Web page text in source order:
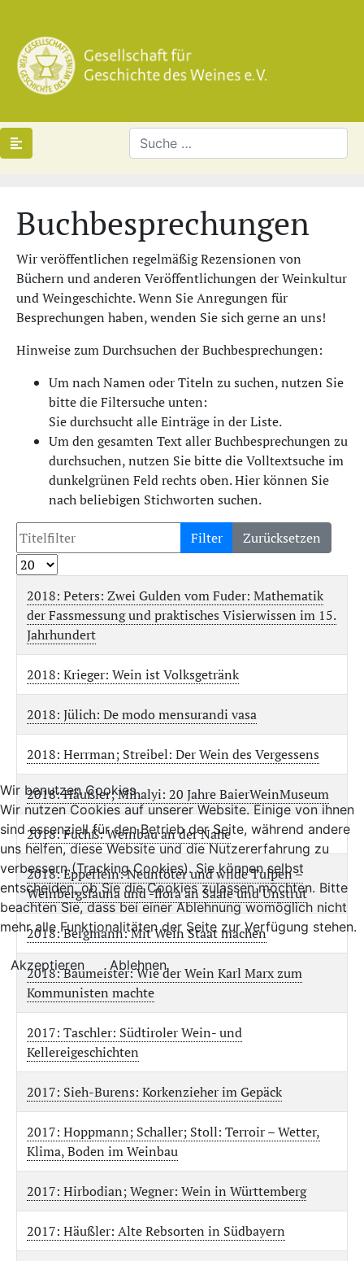
Buchbesprechungen
Wir veröffentlichen regelmäßig Rezensionen von
Büchern und anderen Veröffentlichungen der Weinkultur
und Weingeschichte. Wenn Sie Anregungen für
Besprechungen haben, wenden Sie sich gerne an uns!
Hinweise zum Durchsuchen der Buchbesprechungen:
Um nach Namen oder Titeln zu suchen, nutzen Sie
bitte die Filtersuche unten:
Sie durchsucht alle Einträge in der Liste.
Um den gesamten Text aller Buchbesprechungen zu
durchsuchen, nutzen Sie bitte die Volltextsuche im
dunkelgrünen Feld rechts oben. Hier können Sie
nach beliebigen Stichworten suchen.
Filter Zurücksetzen
2018: Peters: Zwei Gulden vom Fuder: Mathematik
der Fassmessung und praktisches Visierwissen im 15.
Jahrhundert
2018: Krieger: Wein ist Volksgetränk
2018: Jülich: De modo mensurandi vasa
2018: Herrman; Streibel: Der Wein des Vergessens
2018: Häußler; Mihalyi: 20 Jahre BaierWeinMuseum
2018: Fuchß: Weinbau an der Nahe
2018: Epperlein: Neuntöter und wilde Tulpen –
Weinbergsfauna und -flora an Saale und Unstrut
2018: Bergmann: Mit Wein Staat machen
2018: Baumeister: Wie der Wein Karl Marx zum
Kommunisten machte
2017: Taschler: Südtiroler Wein- und
Kellereigeschichten
2017: Sieh-Burens: Korkenzieher im Gepäck
2017: Hoppmann; Schaller; Stoll: Terroir – Wetter,
Klima, Boden im Weinbau
2017: Hirbodian; Wegner: Wein in Württemberg
2017: Häußler: Alte Rebsorten in Südbayern
Wir benutzen Cookies
Wir nutzen Cookies auf unserer Website. Einige von ihnen
sind essenziell für den Betrieb der Seite, während andere
uns helfen, diese Website und die Nutzererfahrung zu
verbessern (Tracking Cookies). Sie können selbst
entscheiden, ob Sie die Cookies zulassen möchten. Bitte
beachten Sie, dass bei einer Ablehnung womöglich nicht
mehr alle Funktionalitäten der Seite zur Verfügung stehen.
Akzeptieren Ablehnen